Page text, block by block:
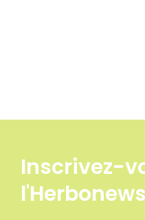
Inscrivez-